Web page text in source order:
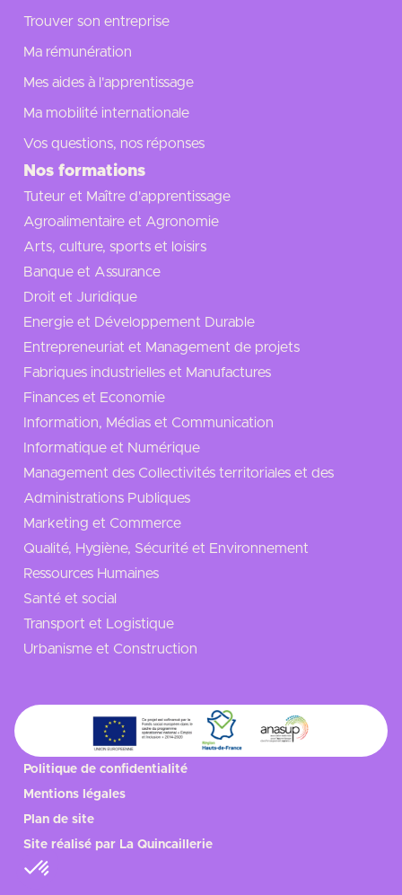
Trouver son entreprise
Ma rémunération
Mes aides à l'apprentissage
Ma mobilité internationale
Vos questions, nos réponses
Nos formations
Tuteur et Maître d'apprentissage
Agroalimentaire et Agronomie
Arts, culture, sports et loisirs
Banque et Assurance
Droit et Juridique
Energie et Développement Durable
Entrepreneuriat et Management de projets
Fabriques industrielles et Manufactures
Finances et Economie
Information, Médias et Communication
Informatique et Numérique
Management des Collectivités territoriales et des
Administrations Publiques
Marketing et Commerce
Qualité, Hygiène, Sécurité et Environnement
Ressources Humaines
Santé et social
Transport et Logistique
Urbanisme et Construction
Politique de confidentialité
Mentions légales
Plan de site
Site réalisé par La Quincaillerie